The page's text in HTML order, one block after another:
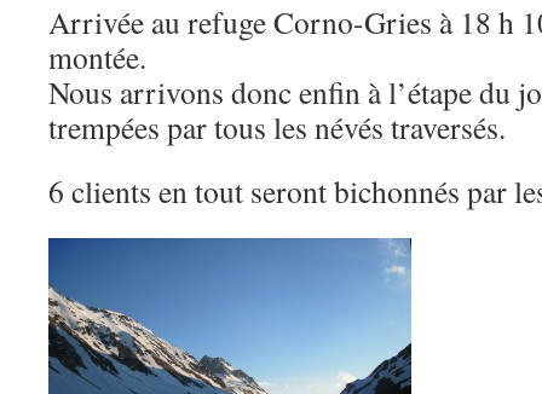
Arrivée au refuge Corno-Gries à 18 h
montée.
Nous arrivons donc enfin à l’étape du
trempées par tous les névés traversés.
6 clients en tout seront bichonnés par